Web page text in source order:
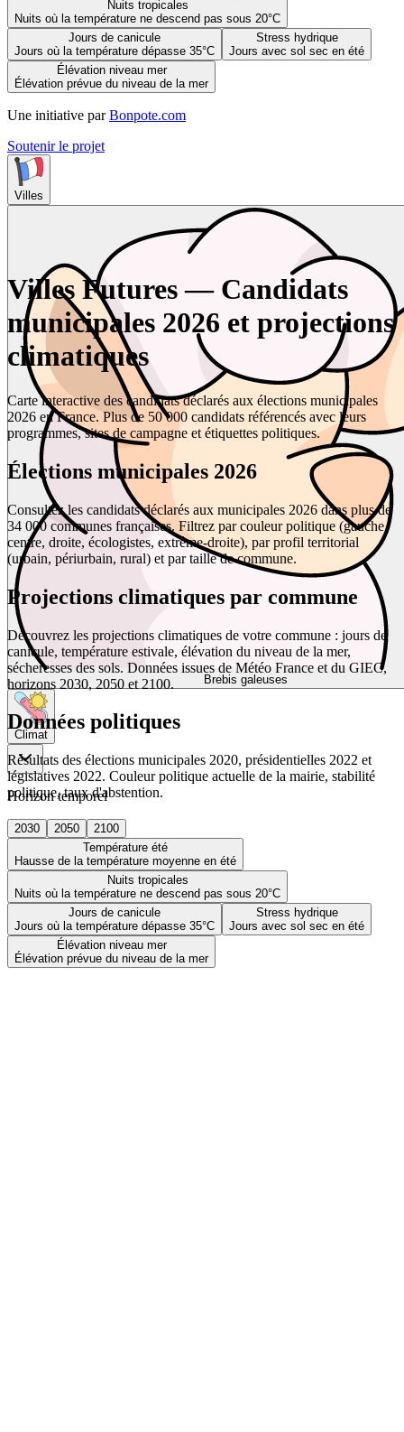
Nuits tropicales
Nuits où la température ne descend pas sous 20°C
Jours de canicule
Jours où la température dépasse 35°C
Stress hydrique
Jours avec sol sec en été
Élévation niveau mer
Élévation prévue du niveau de la mer
Une initiative par Bonpote.com
Soutenir le projet
Villes
Brebis galeuses
Climat
Horizon temporel
2030 2050
2100
Température été
Hausse de la température moyenne en été
Nuits tropicales
Nuits où la température ne descend pas sous 20°C
Jours de canicule
Jours où la température dépasse 35°C
Stress hydrique
Jours avec sol sec en été
Élévation niveau mer
Élévation prévue du niveau de la mer
Villes Futures — Candidats
municipales 2026 et projections
climatiques
Carte interactive des candidats déclarés aux élections municipales
2026 en France. Plus de 50 000 candidats référencés avec leurs
programmes, sites de campagne et étiquettes politiques.
Élections municipales 2026
Consultez les candidats déclarés aux municipales 2026 dans plus de
34 000 communes françaises. Filtrez par couleur politique (gauche,
centre, droite, écologistes, extrême-droite), par profil territorial
(urbain, périurbain, rural) et par taille de commune.
Projections climatiques par commune
Découvrez les projections climatiques de votre commune : jours de
canicule, température estivale, élévation du niveau de la mer,
sécheresses des sols. Données issues de Météo France et du GIEC,
horizons 2030, 2050 et 2100.
Données politiques
Résultats des élections municipales 2020, présidentielles 2022 et
législatives 2022. Couleur politique actuelle de la mairie, stabilité
politique, taux d'abstention.